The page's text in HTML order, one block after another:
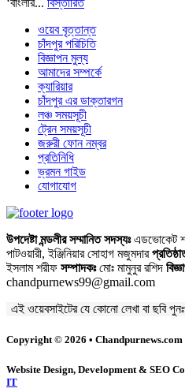
‘বাংলার... বিস্তারিত
ওয়েব বৃত্তান্ত
চাঁদপুর পরিচিতি
বিজ্ঞাপন মুল্য
আমাদের সম্পর্কে
ক্যারিয়ার
চাঁদপুর এর ডাক্তারগন
লঞ্চ সময়সূচী
ট্রেন সময়সূচী
জরুরী ফোন নম্বর
প্রতিনিধি
ভ্রমন গাইড
যোগাযোগ
উপদেষ্টা মন্ডলীর সম্মানিত সদস্যঃএডভোকেট
পাটওয়ারী, ইঞ্জিনিয়ার সোহাগ মজুমদার
ইসলাম শরীফ সম্পাদকঃমোঃ মামুনুর রশিদ
chandpurnews99@gmail.com
এই ওয়েবসাইটের যে কোনো লেখা বা ছবি
Copyright © 2026 • Chandpurnews.com
Website Design, Development & SEO
IT